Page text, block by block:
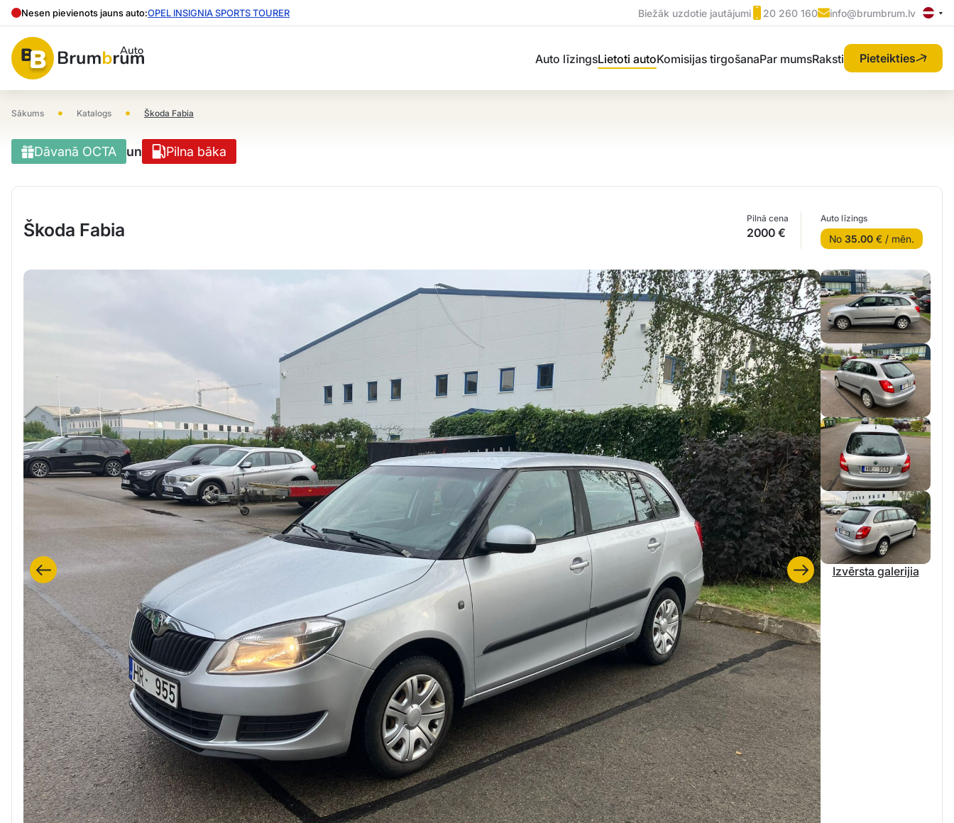
Nesen pievienots jauns auto:OPEL INSIGNIA SPORTS TOURER Biežāk uzdotie jautājumi 20 260 160 info@brumbrum.lv
Auto līzingsLietoti autoKomisijas tirgošanaPar mumsRaksti Pieteikties
Sākums • Katalogs • Škoda Fabia
Dāvanā OCTA un Pilna bāka
Škoda Fabia
Pilnā cena
2000 €
Auto līzings
No 35.00 € / mēn.
Izvērsta galerijia